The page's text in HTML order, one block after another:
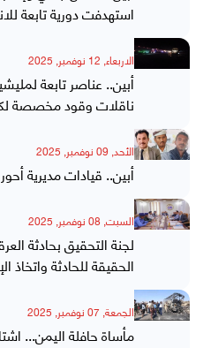
استهدفت دورية تابعة
الاربعاء, 12 نوفمبر, 2025
أبين.. عناصر تابعة
ناقلات وقود مخصصة
الأحد, 09 نوفمبر, 2025
أبين.. قيادات مديرية
السبت, 08 نوفمبر, 2025
لجنة التحقيق بحادثة
الحقيقة للحادثة واتخاذ
الجمعة, 07 نوفمبر, 2025
مأساة حافلة اليمن...